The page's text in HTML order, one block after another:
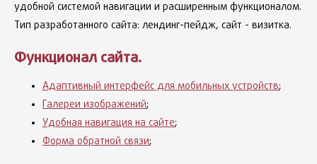
удобной системой навигации и расширенным функционалом.
Тип разработанного сайта: лендинг-пейдж, сайт - визитка.
Функционал сайта.
Адаптивный интерфейс для мобильных устройств;
Галереи изображений;
Удобная навигация на сайте;
Форма обратной связи;